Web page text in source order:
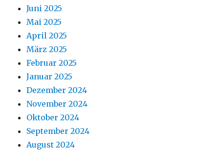
Juni 2025
Mai 2025
April 2025
März 2025
Februar 2025
Januar 2025
Dezember 2024
November 2024
Oktober 2024
September 2024
August 2024